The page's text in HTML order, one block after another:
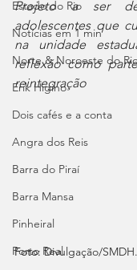
Estado do Rio
Notícias em 1 min
Norte & Noroeste do
Erik Higino
Dois cafés e a conta
Angra dos Reis
Barra do Piraí
Barra Mansa
Pinheiral
Porto Real
Projeto a ser
adolescentes que
na unidade
reflexão como
reintegração
Foto: Divulgação/SMDH.